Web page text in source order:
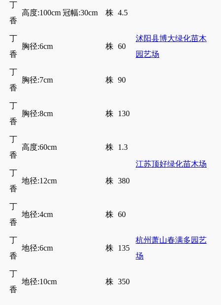
沭阳县博大绿化苗木
园艺场
丁
香
高度:100cm 冠幅:30cm 株 4.5
丁
香
胸径:6cm 株 60
丁
香
胸径:7cm 株 90
丁
香
胸径:8cm 株 130
丁
香
高度:60cm 株 1.3
江苏顶好绿化苗木场
丁
香
地径:12cm 株 380
丁
香
地径:4cm 株 60
杭州萧山春满多园艺
场
丁
香
地径:6cm 株 135
丁
香
地径:10cm 株 350